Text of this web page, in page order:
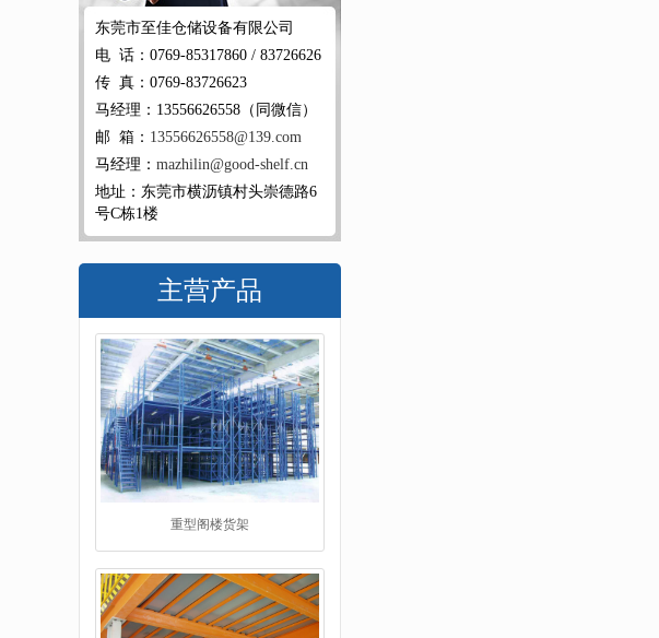
东莞市至佳仓储设备有限公司
电 话：0769-85317860 / 83726626
传 真：0769-83726623
马经理：13556626558（同微信）
邮 箱： 13556626558@139.com
马经理： mazhilin@good-shelf.cn
地址：东莞市横沥镇村头崇德路6
号C栋1楼
主营产品
重型阁楼货架
阁楼平台货架